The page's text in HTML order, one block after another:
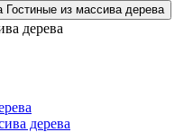
Гостиные из массива дерева
дерева